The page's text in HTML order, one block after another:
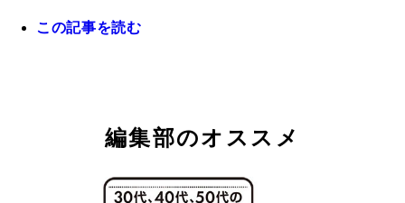
緊急調査！ ニッポンの不倫
緊急調査！ ニッポンの不倫
緊急調査！ ニッポンの不倫
この記事を読む
編集部のオススメ